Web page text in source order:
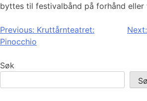
byttes til festivalbånd på forhånd eller
Innleggsnavigasjon
Previous: Kruttårnteatret:
Pinocchio
Next:
Søk